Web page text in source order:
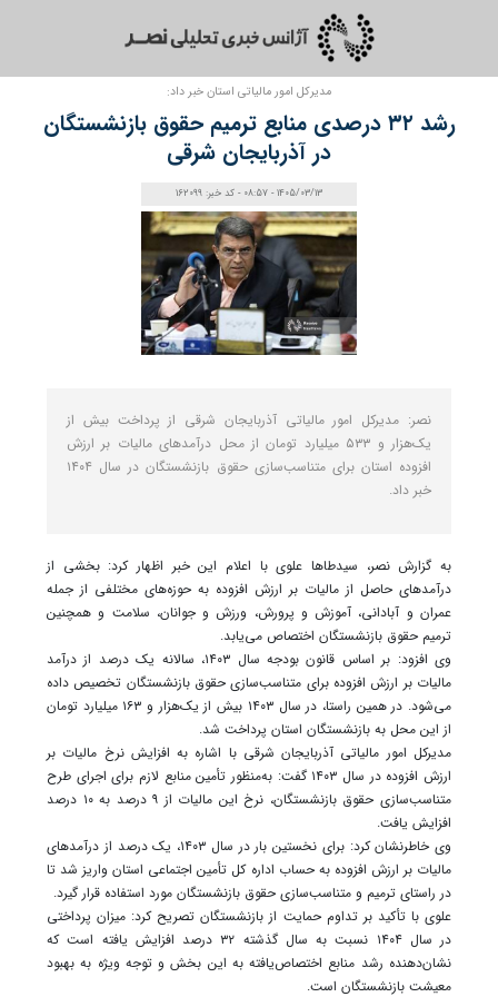
مدیرکل امور مالیاتی استان خبر داد:
رشد ۳۲ درصدی منابع ترمیم حقوق بازنشستگان
در آذربایجان شرقی
1405/03/13 - 08:57 - کد خبر: 162099
نصر: مدیرکل امور مالیاتی آذربایجان شرقی از پرداخت بیش از
یک‌هزار و ۵۳۳ میلیارد تومان از محل درآمدهای مالیات بر ارزش
افزوده استان برای متناسب‌سازی حقوق بازنشستگان در سال ۱۴۰۴
خبر داد.
به گزارش نصر، سیدطاها علوی با اعلام این خبر اظهار کرد: بخشی از
درآمدهای حاصل از مالیات بر ارزش افزوده به حوزه‌های مختلفی از جمله
عمران و آبادانی، آموزش و پرورش، ورزش و جوانان، سلامت و همچنین
ترمیم حقوق بازنشستگان اختصاص می‌یابد.
وی افزود: بر اساس قانون بودجه سال ۱۴۰۳، سالانه یک درصد از درآمد
مالیات بر ارزش افزوده برای متناسب‌سازی حقوق بازنشستگان تخصیص داده
می‌شود. در همین راستا، در سال ۱۴۰۳ بیش از یک‌هزار و ۱۶۳ میلیارد تومان
از این محل به بازنشستگان استان پرداخت شد.
مدیرکل امور مالیاتی آذربایجان شرقی با اشاره به افزایش نرخ مالیات بر
ارزش افزوده در سال ۱۴۰۳ گفت: به‌منظور تأمین منابع لازم برای اجرای طرح
متناسب‌سازی حقوق بازنشستگان، نرخ این مالیات از ۹ درصد به ۱۰ درصد
افزایش یافت.
وی خاطرنشان کرد: برای نخستین بار در سال ۱۴۰۳، یک درصد از درآمدهای
مالیات بر ارزش افزوده به حساب اداره کل تأمین اجتماعی استان واریز شد تا
در راستای ترمیم و متناسب‌سازی حقوق بازنشستگان مورد استفاده قرار گیرد.
علوی با تأکید بر تداوم حمایت از بازنشستگان تصریح کرد: میزان پرداختی
در سال ۱۴۰۴ نسبت به سال گذشته ۳۲ درصد افزایش یافته است که
نشان‌دهنده رشد منابع اختصاص‌یافته به این بخش و توجه ویژه به بهبود
معیشت بازنشستگان است.